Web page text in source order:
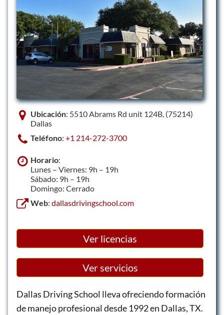
Ubicación: 5510 Abrams Rd unit 124B, (75214)
Dallas
Teléfono: +1 214-272-3700
Horario:
Lunes – Viernes: 9h – 19h
Sábado: 9h – 19h
Domingo: Cerrado
Web: dallasdrivingschool.com
Ver licencias
Ver servicios
Dallas Driving School lleva ofreciendo formación
de manejo profesional desde 1992 en Dallas, TX.